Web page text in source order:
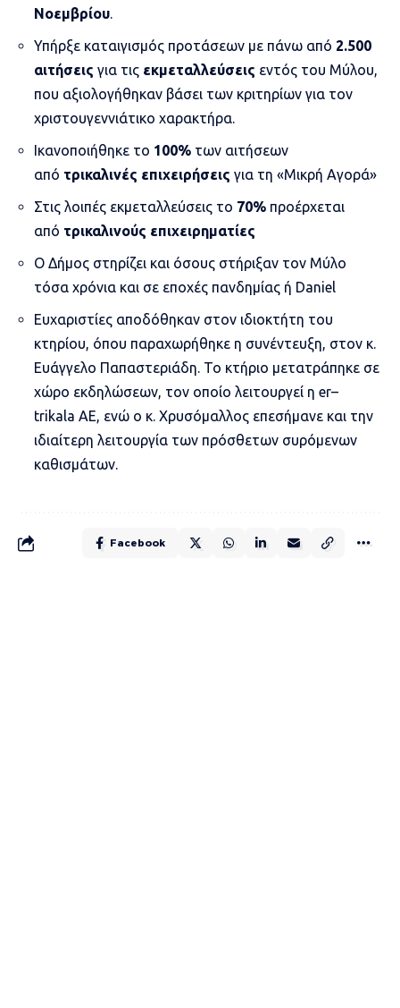
Νοεμβρίου.
Υπήρξε καταιγισμός προτάσεων με πάνω από 2.500
αιτήσεις για τις εκμεταλλεύσεις εντός του Μύλου,
που αξιολογήθηκαν βάσει των κριτηρίων για τον
χριστουγεννιάτικο χαρακτήρα.
Ικανοποιήθηκε το 100% των αιτήσεων
από τρικαλινές επιχειρήσεις για τη «Μικρή Αγορά»
Στις λοιπές εκμεταλλεύσεις το 70% προέρχεται
από τρικαλινούς επιχειρηματίες
Ο Δήμος στηρίζει και όσους στήριξαν τον Μύλο
τόσα χρόνια και σε εποχές πανδημίας ή Daniel
Ευχαριστίες αποδόθηκαν στον ιδιοκτήτη του
κτηρίου, όπου παραχωρήθηκε η συνέντευξη, στον κ.
Ευάγγελο Παπαστεριάδη. Το κτήριο μετατράπηκε σε
χώρο εκδηλώσεων, τον οποίο λειτουργεί η er–
trikala ΑΕ, ενώ ο κ. Χρυσόμαλλος επεσήμανε και την
ιδιαίτερη λειτουργία των πρόσθετων συρόμενων
καθισμάτων.
Facebook